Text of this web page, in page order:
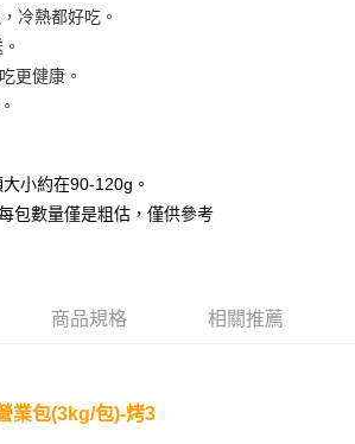
到商品之後才付款」的支付方式。 讓您購物簡單
服務後，再付款。
將收到繳費通知簡訊。
冷熱都好吃。
更健康。
小約在90-120g。
包數量僅是粗估，僅供參考
商品規格 相關推薦
業包(3kg/包)-烤3